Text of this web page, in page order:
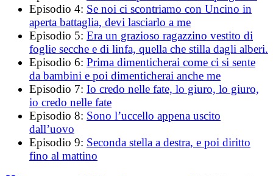
Episodio 4: Se noi ci scontriamo con Uncino in
aperta battaglia, devi lasciarlo a me
Episodio 5: Era un grazioso ragazzino vestito di
foglie secche e di linfa, quella che stilla dagli alberi.
Episodio 6: Prima dimenticherai come ci si sente
da bambini e poi dimenticherai anche me
Episodio 7: Io credo nelle fate, lo giuro, lo giuro,
io credo nelle fate
Episodio 8: Sono l’uccello appena uscito
dall’uovo
Episodio 9: Seconda stella a destra, e poi diritto
fino al mattino